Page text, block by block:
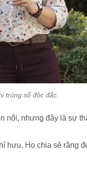
trúng số độc đắc.
nổi, nhưng đây là sự
hưu. Họ chia sẻ rằng